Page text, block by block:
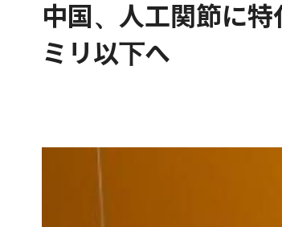
中国、人工関節に
ミリ以下へ